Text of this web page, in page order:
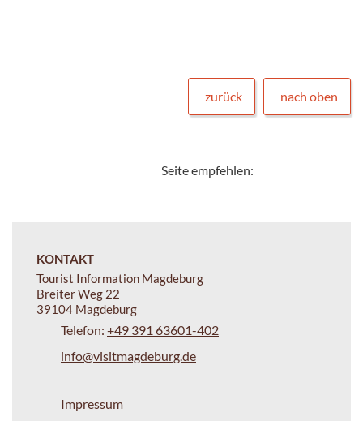
zurück nach oben
Seite empfehlen:
KONTAKT
Tourist Information Magdeburg
Breiter Weg 22
39104 Magdeburg
Telefon: +49 391 63601-402
info@visitmagdeburg.de
Impressum